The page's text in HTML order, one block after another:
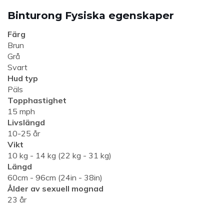
Binturong Fysiska egenskaper
Färg
Brun
Grå
Svart
Hud typ
Päls
Topphastighet
15 mph
Livslängd
10-25 år
Vikt
10 kg - 14 kg (22 kg - 31 kg)
Längd
60cm - 96cm (24in - 38in)
Ålder av sexuell mognad
23 år